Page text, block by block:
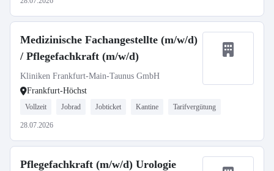
Medizinische Fachangestellte (m/w/d)
/ Pflegefachkraft (m/w/d)
Kliniken Frankfurt-Main-Taunus GmbH
Frankfurt-Höchst
Vollzeit Jobrad Jobticket Kantine Tarifvergütung
28.07.2026
Pflegefachkraft (m/w/d) Urologie